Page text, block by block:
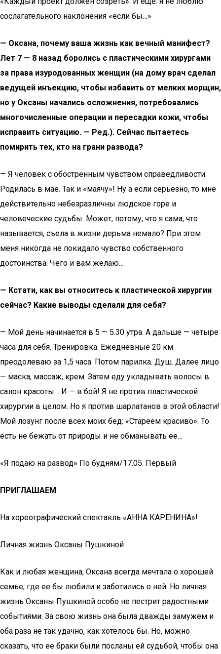
сослагательного наклонения «если бы…»
— Оксана, почему ваша жизнь как вечный манифест?
Лет 7 — 8 назад боролись с пластическими хирургами
за права изуродованных женщин (на дому врач сделал
ведущей инъекцию, чтобы избавить от мелких морщин,
но у Оксаны начались осложнения, потребовались
многочисленные операции и пересадки кожи, чтобы
исправить ситуацию. — Ред.). Сейчас пытаетесь
помирить тех, кто на грани развода?
— Я человек с обостренным чувством справедливости.
Родилась в мае. Так и «маячу»! Ну а если серьезно, то мне
действительно небезразличны людское горе и
человеческие судьбы. Может, потому, что я сама, что
называется, съела в жизни дерьма немало? При этом
меня никогда не покидало чувство собственного
достоинства. Чего и вам желаю…
— Кстати, как вы относитесь к пластической хирургии
сейчас? Какие выводы сделали для себя?
— Мой день начинается в 5 — 5.30 утра. А дальше — четыре
часа для себя. Тренировка. Ежедневные 20 км
преодолеваю за 1,5 часа. Потом парилка. Душ. Далее лицо
— маска, массаж, крем. Затем еду укладывать волосы в
салон красоты… И — в бой! Я не против пластической
хирургии в целом. Но я против шарлатанов в этой области!
Мой лозунг после всех моих бед: «Стареем красиво». То
есть не бежать от природы и не обманывать ее…
«Я подаю на развод» По будням/17.05. Первый
ПРИГЛАШАЕМ
На хореографический спектакль «АННА КАРЕНИНА»!
Личная жизнь Оксаны Пушкиной
Как и любая женщина, Оксана всегда мечтала о хорошей
семье, где ее бы любили и заботились о ней. Но личная
жизнь Оксаны Пушкиной особо не пестрит радостными
событиями. За свою жизнь она была дважды замужем и
оба раза не так удачно, как хотелось бы. Но, можно
сказать, что ее браки были посланы ей судьбой, чтобы она